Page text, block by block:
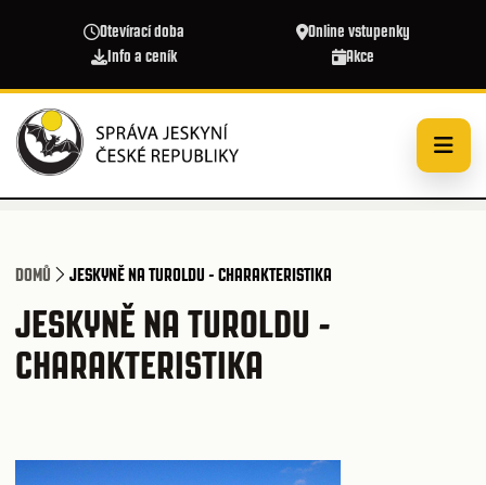
Otevírací doba
Online vstupenky
Info a ceník
Akce
DOMŮ JESKYNĚ NA TUROLDU - CHARAKTERISTIKA
JESKYNĚ NA TUROLDU -
CHARAKTERISTIKA